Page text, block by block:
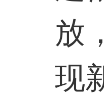
放
现